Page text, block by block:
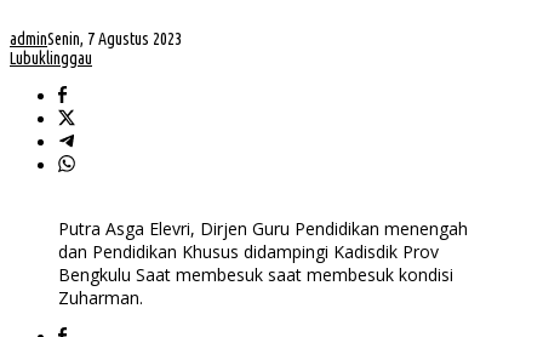
adminSenin, 7 Agustus 2023
Lubuklinggau
Putra Asga Elevri, Dirjen Guru Pendidikan menengah
dan Pendidikan Khusus didampingi Kadisdik Prov
Bengkulu Saat membesuk saat membesuk kondisi
Zuharman.